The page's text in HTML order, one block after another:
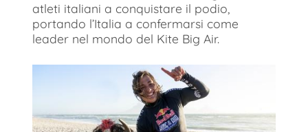
atleti italiani a conquistare il podio,
portando l’Italia a confermarsi come
leader nel mondo del Kite Big Air.